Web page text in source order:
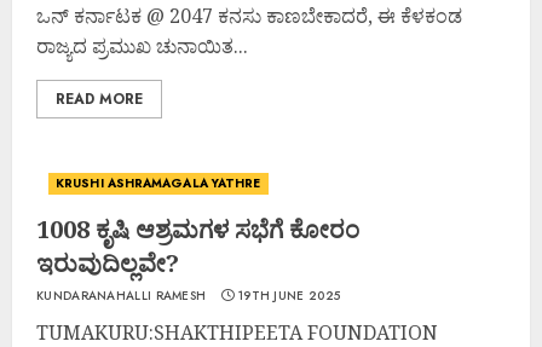
ಒನ್ ಕರ್ನಾಟಕ @ 2047 ಕನಸು ಕಾಣಬೇಕಾದರೆ, ಈ ಕೆಳಕಂಡ
ರಾಜ್ಯದ ಪ್ರಮುಖ ಚುನಾಯಿತ...
READ MORE
KRUSHI ASHRAMAGALA YATHRE
1008 ಕೃಷಿ ಆಶ್ರಮಗಳ ಸಭೆಗೆ ಕೋರಂ
ಇರುವುದಿಲ್ಲವೇ?
KUNDARANAHALLI RAMESH 19TH JUNE 2025
TUMAKURU:SHAKTHIPEETA FOUNDATION